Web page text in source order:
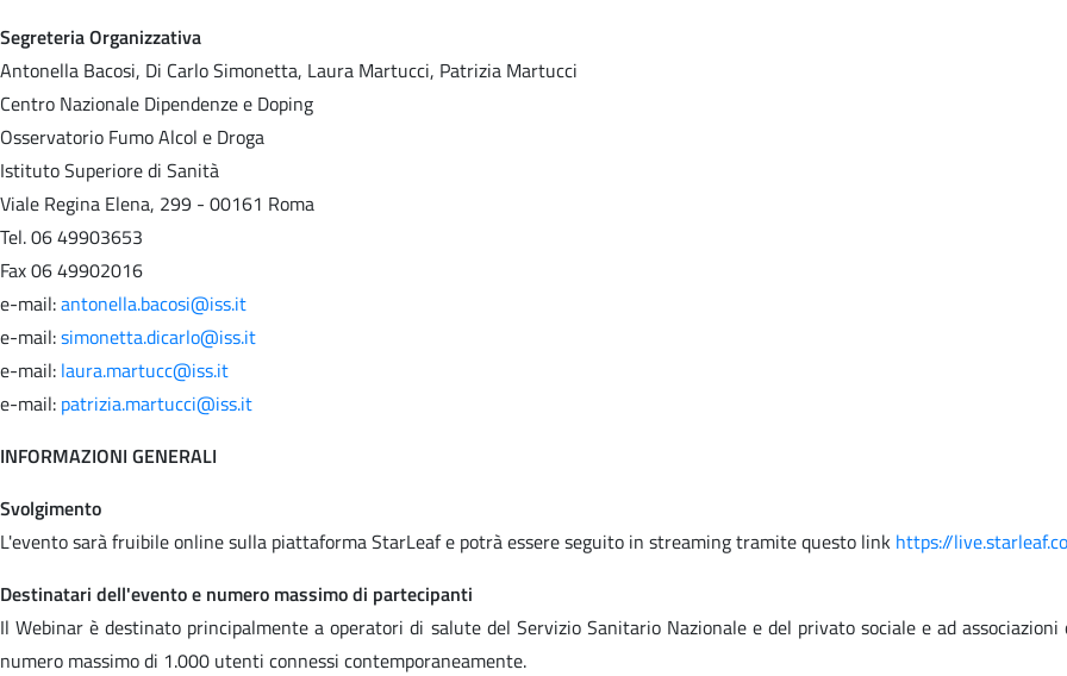
Segreteria Organizzativa
Antonella Bacosi, Di Carlo Simonetta, Laura Martucci, Patrizia Martucci
Centro Nazionale Dipendenze e Doping
Osservatorio Fumo Alcol e Droga
Istituto Superiore di Sanità
Viale Regina Elena, 299 - 00161 Roma
Tel. 06 49903653
Fax 06 49902016
e-mail:antonella.bacosi@iss.it
e-mail:simonetta.dicarlo@iss.it
e-mail: laura.martucc@iss.it
e-mail: patrizia.martucci@iss.it
INFORMAZIONI GENERALI
Svolgimento
L'evento sarà fruibile online sulla piattaforma StarLeaf e potrà essere seguito in streaming tramite questo link https://
Destinatari dell'evento e numero massimo di partecipanti
Il Webinar è destinato principalmente a operatori di salute del Servizio Sanitario Nazionale e del privato sociale e ad
numero massimo di 1.000 utenti connessi contemporaneamente.